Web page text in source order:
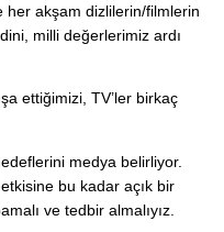
her akşam dizlilerin/filmlerin
milli değerlerimiz ardı
ettiğimizi, TV’ler birkaç
medya belirliyor.
bu kadar açık bir
ve tedbir almalıyız.